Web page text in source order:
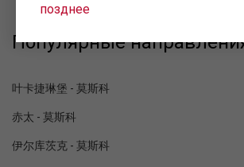
Популярные
叶卡捷琳堡 - 莫斯科
赤太 - 莫斯科
伊尔库茨克 - 莫斯科
позднее